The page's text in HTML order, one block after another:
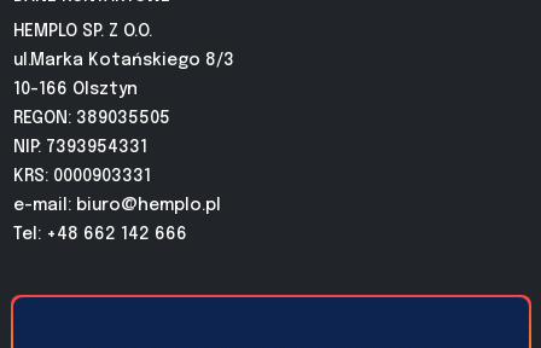
HEMPLO SP. Z O.O.
ul.Marka Kotańskiego 8/3
10-166 Olsztyn
REGON: 389035505
NIP: 7393954331
KRS: 0000903331
e-mail: biuro@hemplo.pl
Tel: +48 662 142 666